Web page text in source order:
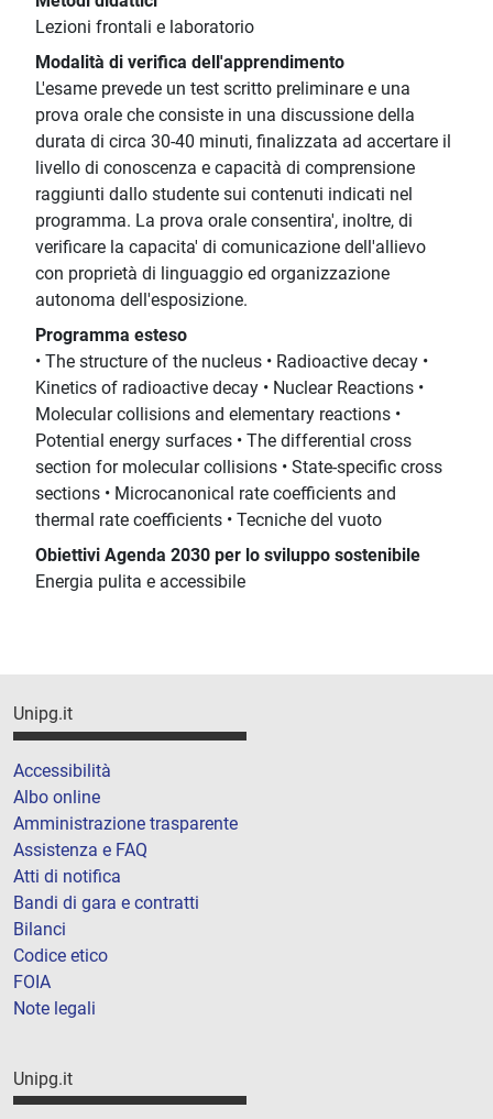
Lezioni frontali e laboratorio
Modalità di verifica dell'apprendimento
L'esame prevede un test scritto preliminare e una
prova orale che consiste in una discussione della
durata di circa 30-40 minuti, finalizzata ad accertare il
livello di conoscenza e capacità di comprensione
raggiunti dallo studente sui contenuti indicati nel
programma. La prova orale consentira', inoltre, di
verificare la capacita' di comunicazione dell'allievo
con proprietà di linguaggio ed organizzazione
autonoma dell'esposizione.
Programma esteso
• The structure of the nucleus • Radioactive decay •
Kinetics of radioactive decay • Nuclear Reactions •
Molecular collisions and elementary reactions •
Potential energy surfaces • The differential cross
section for molecular collisions • State-specific cross
sections • Microcanonical rate coefficients and
thermal rate coefficients • Tecniche del vuoto
Obiettivi Agenda 2030 per lo sviluppo sostenibile
Energia pulita e accessibile
Unipg.it
Accessibilità
Albo online
Amministrazione trasparente
Assistenza e FAQ
Atti di notifica
Bandi di gara e contratti
Bilanci
Codice etico
FOIA
Note legali
Unipg.it